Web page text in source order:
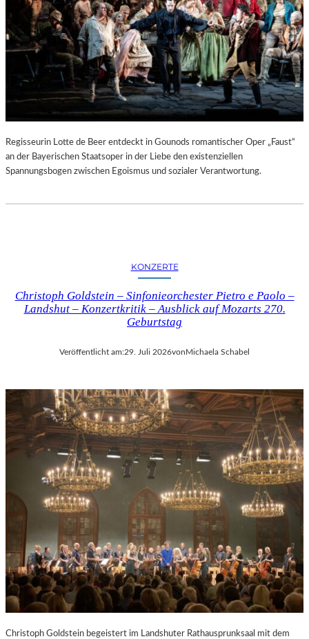
Regisseurin Lotte de Beer entdeckt in Gounods romantischer Oper „Faust“
an der Bayerischen Staatsoper in der Liebe den existenziellen
Spannungsbogen zwischen Egoismus und sozialer Verantwortung.
KONZERTE
Christoph Goldstein – Sinfonieorchester Pietro e Paolo –
Landshut – Konzertkritik – Ausblick auf Mozarts 270.
Geburtstag
Veröffentlicht am:29. Juli 2026vonMichaela Schabel
Christoph Goldstein begeistert im Landshuter Rathausprunksaal mit dem